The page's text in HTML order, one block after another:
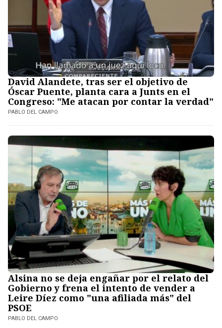
David Alandete, tras ser el objetivo de
Óscar Puente, planta cara a Junts en el
Congreso: "Me atacan por contar la verdad"
PABLO DEL CAMPO
Alsina no se deja engañar por el relato del
Gobierno y frena el intento de vender a
Leire Díez como "una afiliada más" del
PSOE
PABLO DEL CAMPO